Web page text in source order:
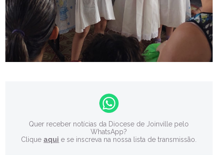
Quer receber notícias da Diocese de Joinville pelo
WhatsApp?
Clique aqui e se inscreva na nossa lista de transmissão.